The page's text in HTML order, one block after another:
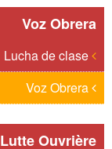
Voz Obrera
Lutte Ouvrière